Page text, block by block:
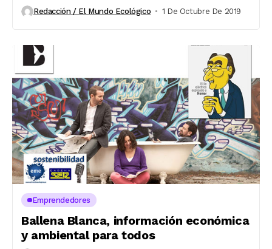
Redacción / El Mundo Ecológico 1 De Octubre De 2019
Emprendedores
Ballena Blanca, información económica
y ambiental para todos